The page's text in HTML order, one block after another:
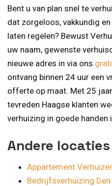
Bent u van plan snel te
dat zorgeloos, vakkundig
laten regelen? Bewust
uw naam, gewenste
nieuwe adres in via ons
ontvang binnen 24 uur een
offerte op maat. Met 25
tevreden Haagse klanten
verhuizing in goede handen
Andere locaties
Appartement
Bedrijfsverhuizing Den